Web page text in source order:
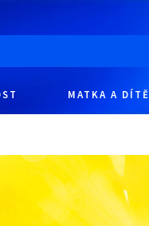
MATKA A DÍTĚ